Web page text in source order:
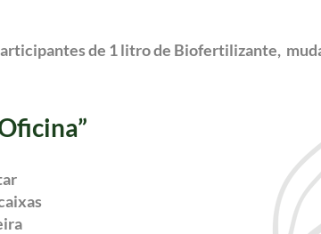
de 1 litro de Biofertilizante,